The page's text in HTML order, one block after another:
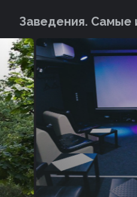
Заведения. Cамые